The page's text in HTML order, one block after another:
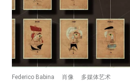
Federico Babina 肖像 多媒体艺术